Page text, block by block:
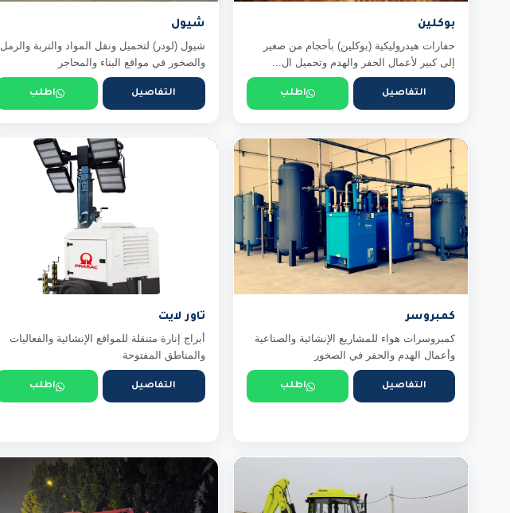
بوكلين
حفارات هيدروليكية (بوكلين) بأحجام من صغير
إلى كبير لأعمال الحفر والهدم وتحميل ال...
التفاصيل اطلب
شيول
شيول (لودر) لتحميل ونقل المواد والتربة والرمل
والصخور في مواقع البناء والمحاجر
التفاصيل اطلب
كمبروسر
كمبروسرات هواء للمشاريع الإنشائية والصناعية
وأعمال الهدم والحفر في الصخور
التفاصيل اطلب
تاور لايت
أبراج إنارة متنقلة للمواقع الإنشائية والفعاليات
والمناطق المفتوحة
التفاصيل اطلب